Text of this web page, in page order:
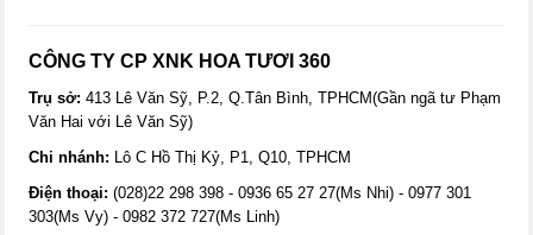
CÔNG TY CP XNK HOA TƯƠI 360
Trụ sở:413 Lê Văn Sỹ, P.2, Q.Tân Bình, TPHCM(Gần ngã tư Phạm
Văn Hai với Lê Văn Sỹ)
Chi nhánh: Lô C Hồ Thị Kỷ, P1, Q10, TPHCM
Điện thoại: (028)22 298 398 - 0936 65 27 27(Ms Nhi) - 0977 301
303(Ms Vy) - 0982 372 727(Ms Linh)